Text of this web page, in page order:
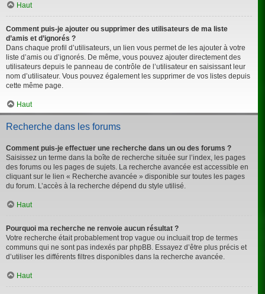
Haut
Comment puis-je ajouter ou supprimer des utilisateurs de ma liste
d’amis et d’ignorés ?
Dans chaque profil d’utilisateurs, un lien vous permet de les ajouter à votre
liste d’amis ou d’ignorés. De même, vous pouvez ajouter directement des
utilisateurs depuis le panneau de contrôle de l’utilisateur en saisissant leur
nom d’utilisateur. Vous pouvez également les supprimer de vos listes depuis
cette même page.
Haut
Recherche dans les forums
Comment puis-je effectuer une recherche dans un ou des forums ?
Saisissez un terme dans la boîte de recherche située sur l’index, les pages
des forums ou les pages de sujets. La recherche avancée est accessible en
cliquant sur le lien « Recherche avancée » disponible sur toutes les pages
du forum. L’accès à la recherche dépend du style utilisé.
Haut
Pourquoi ma recherche ne renvoie aucun résultat ?
Votre recherche était probablement trop vague ou incluait trop de termes
communs qui ne sont pas indexés par phpBB. Essayez d’être plus précis et
d’utiliser les différents filtres disponibles dans la recherche avancée.
Haut